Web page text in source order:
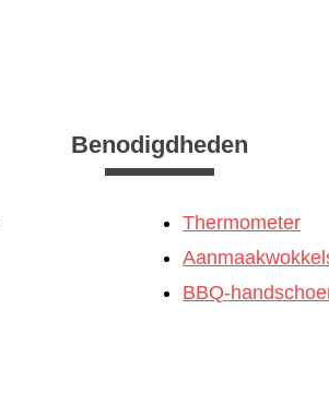
Benodigdheden
Thermometer
BBQ-